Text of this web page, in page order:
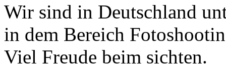
Wir sind in Deutschland
in dem Bereich
Viel Freude beim sichten.